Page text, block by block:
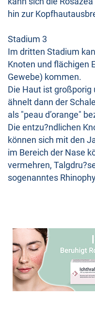
hin zur
Stadium 3
Im dritten Stadium
Knoten und flächigen
Gewebe) kommen.
Die Haut ist
ähnelt dann der
als "peau d’orange"
Die entzu?ndlichen
können sich mit den
im Bereich der Nase
vermehren,
sogenanntes